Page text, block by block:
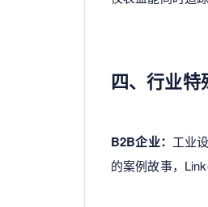
四、行业
B2B企业： 工业
的案例故事，